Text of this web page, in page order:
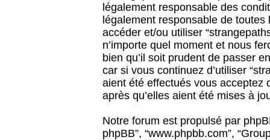
légalement responsable des
légalement responsable de
accéder et/ou utiliser
n’importe quel moment et nous
bien qu’il soit prudent de passer
car si vous continuez d’utiliser
aient été effectués vous acceptez
après qu’elles aient été mises à
Notre forum est propulsé par
phpBB”, “www.phpbb.com”,